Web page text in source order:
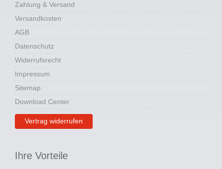
Zahlung & Versand
Versandkosten
AGB
Datenschutz
Widerrufsrecht
Impressum
Sitemap
Download Center
Vertrag widerrufen
Ihre Vorteile